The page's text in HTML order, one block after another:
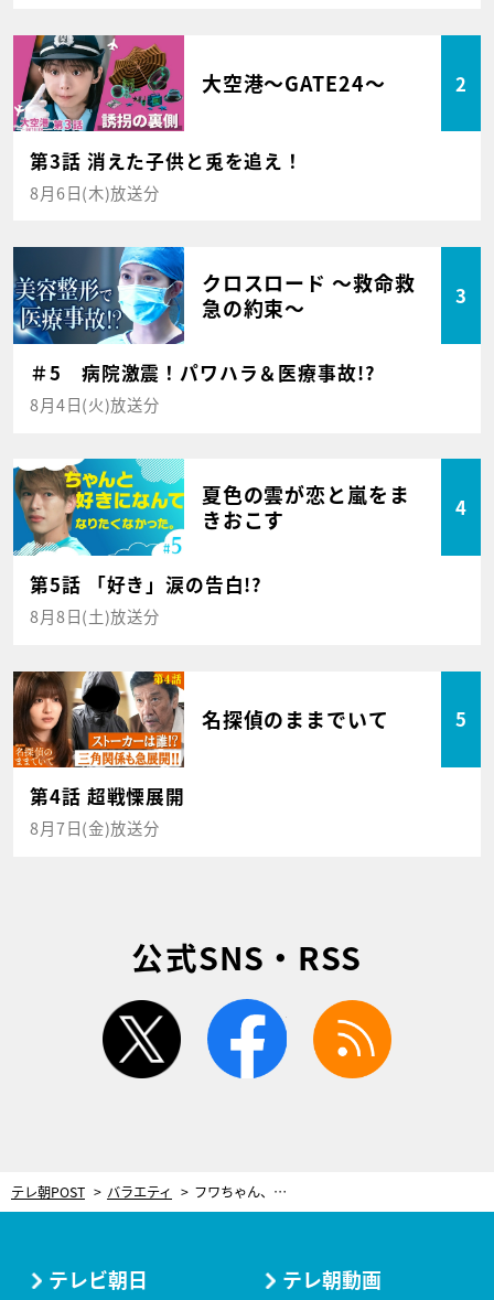
大空港～GATE24～ 2
第3話 消えた子供と兎を追え！
8月6日(木)放送分
クロスロード ～救命救
急の約束～
3
＃5 病院激震！パワハラ＆医療事故!?
8月4日(火)放送分
夏色の雲が恋と嵐をま
きおこす
4
第5話 「好き」涙の告白!?
8月8日(土)放送分
名探偵のままでいて 5
第4話 超戦慄展開
8月7日(金)放送分
公式SNS・RSS
twitter facebook
テレ朝POST バラエティ フワちゃん、宮下草薙・草薙にダメ出し！「お前、本音で生きろって！マジ！」
テレビ朝日 テレ朝動画